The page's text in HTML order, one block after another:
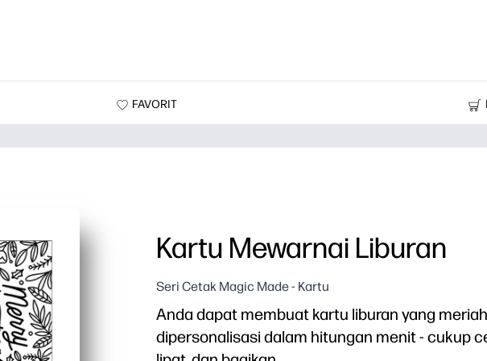
FAVORIT
Kartu Mewarnai Liburan
Seri Cetak Magic Made - Kartu
Anda dapat membuat kartu liburan yang
dipersonalisasi dalam hitungan menit - cukup